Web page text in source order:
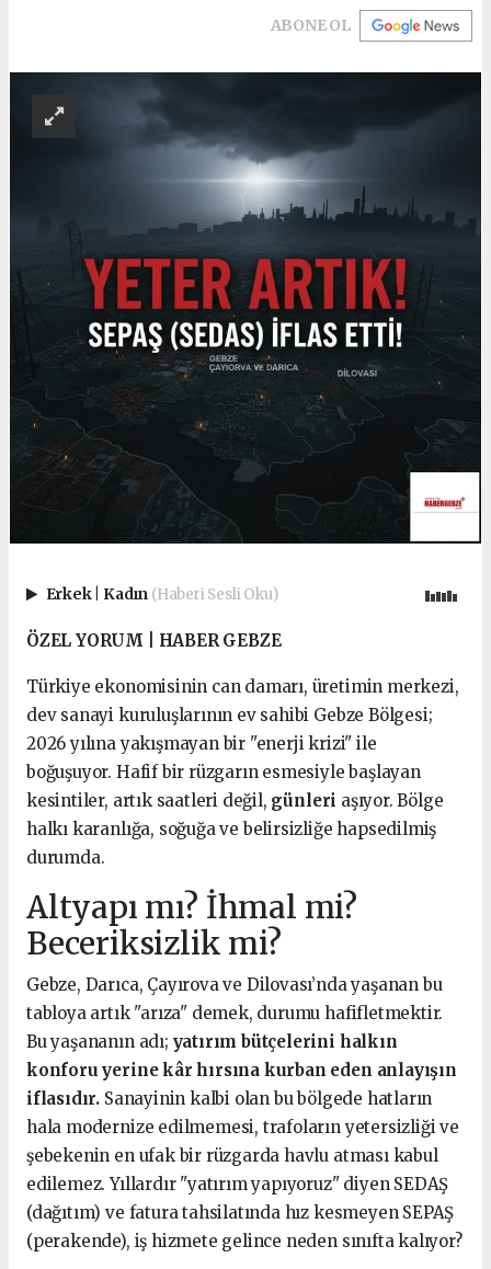
ABONE OL
Erkek Kadın (Haberi Sesli Oku)
ÖZEL YORUM | HABER GEBZE
Türkiye ekonomisinin can damarı, üretimin merkezi,
dev sanayi kuruluşlarının ev sahibi Gebze Bölgesi;
2026 yılına yakışmayan bir "enerji krizi" ile
boğuşuyor. Hafif bir rüzgarın esmesiyle başlayan
kesintiler, artık saatleri değil, günleri aşıyor. Bölge
halkı karanlığa, soğuğa ve belirsizliğe hapsedilmiş
durumda.
Altyapı mı? İhmal mi?
Beceriksizlik mi?
Gebze, Darıca, Çayırova ve Dilovası’nda yaşanan bu
tabloya artık "arıza" demek, durumu hafifletmektir.
Bu yaşananın adı; yatırım bütçelerini halkın
konforu yerine kâr hırsına kurban eden anlayışın
iflasıdır. Sanayinin kalbi olan bu bölgede hatların
hala modernize edilmemesi, trafoların yetersizliği ve
şebekenin en ufak bir rüzgarda havlu atması kabul
edilemez. Yıllardır "yatırım yapıyoruz" diyen SEDAŞ
(dağıtım) ve fatura tahsilatında hız kesmeyen SEPAŞ
(perakende), iş hizmete gelince neden sınıfta kalıyor?